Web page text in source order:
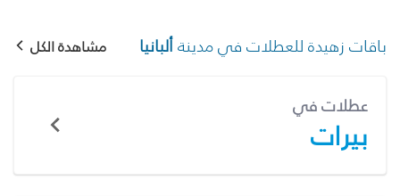
باقات زهيدة للعطلات في مدينةألبانيا مشاهدة الكل
عطلات في
بيرات